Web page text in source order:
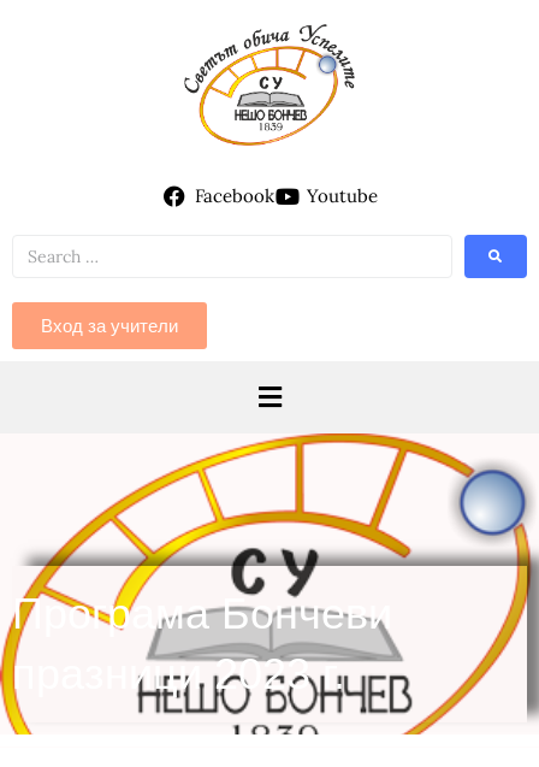
Facebook Youtube
Вход за учители
Програма Бончеви
празници 2023 г.